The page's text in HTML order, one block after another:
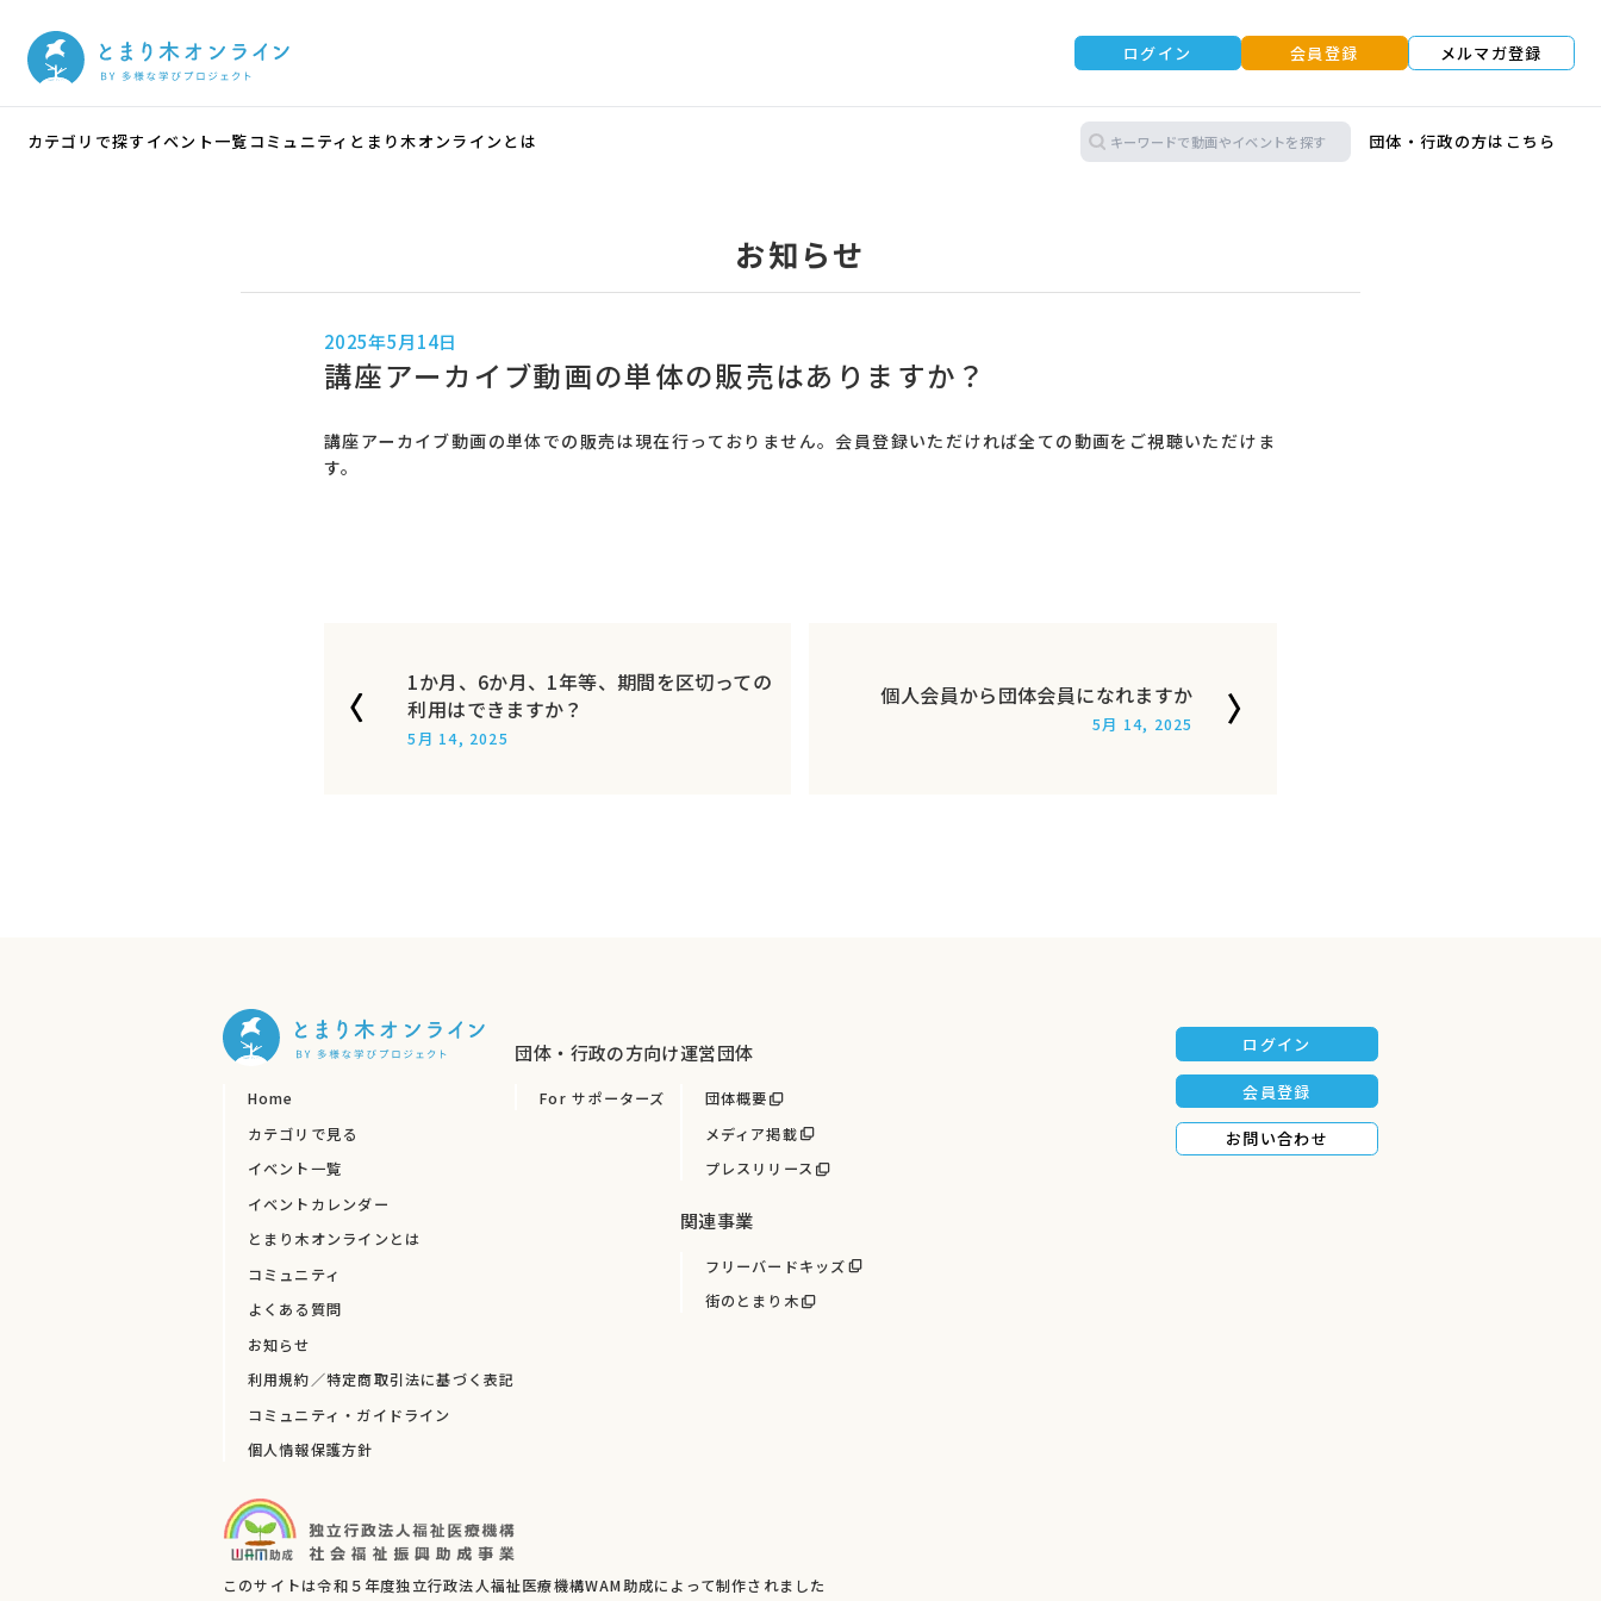
ログイン 会員登録 メルマガ登録
カテゴリで探す イベント一覧 コミュニティ とまり木オンラインとは 団体・行政の方はこちら
お知らせ
2025年5月14日
講座アーカイブ動画の単体の販売はありますか？
講座アーカイブ動画の単体での販売は現在行っておりません。会員登録いただければ全ての動画をご視聴いただけま
す。
1か月、6か月、1年等、期間を区切っての
利用はできますか？
5月 14, 2025
個人会員から団体会員になれますか
5月 14, 2025
Home
カテゴリで見る
イベント一覧
イベントカレンダー
とまり木オンラインとは
コミュニティ
よくある質問
お知らせ
利用規約／特定商取引法に基づく表記
コミュニティ・ガイドライン
個人情報保護方針
団体・行政の方向け
For サポーターズ
運営団体
団体概要
メディア掲載
プレスリリース
関連事業
フリーバードキッズ
街のとまり木
ログイン
会員登録
お問い合わせ
このサイトは令和５年度独立行政法人福祉医療機構WAM助成によって制作されました